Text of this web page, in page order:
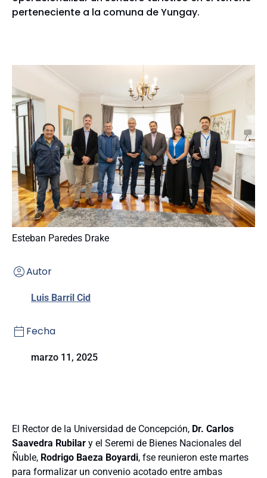
perteneciente a la comuna de Yungay.
Esteban Paredes Drake
Autor
Luis Barril Cid
Fecha
marzo 11, 2025
El Rector de la Universidad de Concepción, Dr. Carlos
Saavedra Rubilar y el Seremi de Bienes Nacionales del
Ñuble, Rodrigo Baeza Boyardi, fse reunieron este martes
para formalizar un convenio acotado entre ambas